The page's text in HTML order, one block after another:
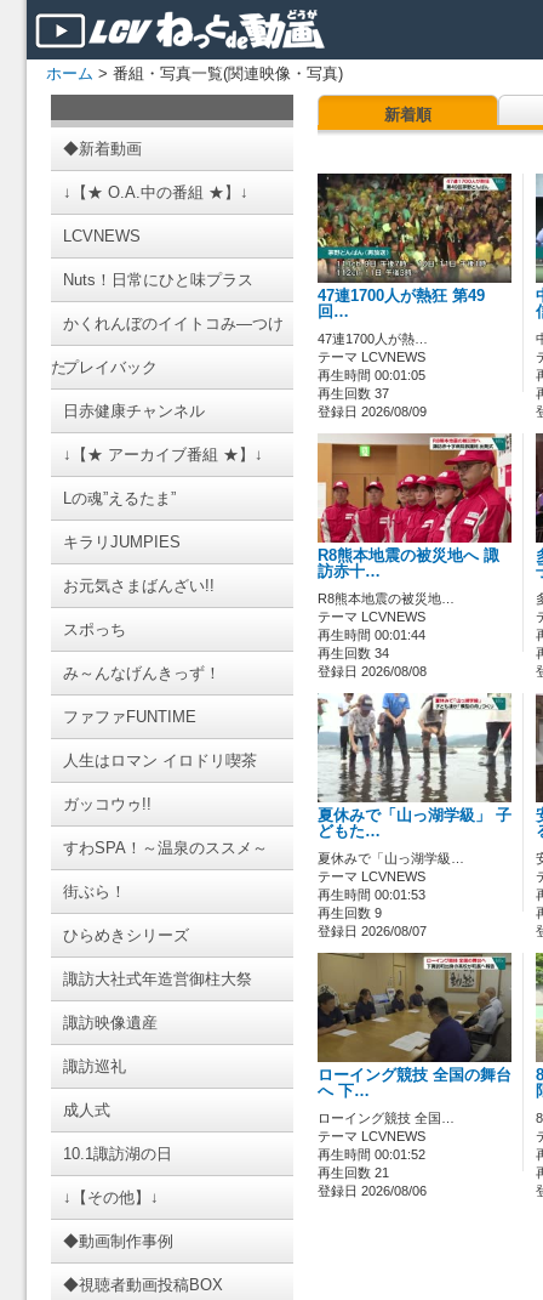
ホーム > 番組・写真一覧(関連映像・写真)
◆新着動画
↓【★ O.A.中の番組 ★】↓
LCVNEWS
Nuts！日常にひと味プラス
かくれんぼのイイトコみ―つけ
たプレイバック
日赤健康チャンネル
↓【★ アーカイブ番組 ★】↓
Lの魂”えるたま”
キラリJUMPIES
お元気さまばんざい!!
スポっち
み～んなげんきっず！
ファファFUNTIME
人生はロマン イロドリ喫茶
ガッコウゥ!!
すわSPA！～温泉のススメ～
街ぶら！
ひらめきシリーズ
諏訪大社式年造営御柱大祭
諏訪映像遺産
諏訪巡礼
成人式
10.1諏訪湖の日
↓【その他】↓
◆動画制作事例
◆視聴者動画投稿BOX
新着順
47連1700人が熱狂 第49
回…
47連1700人が熱…
テーマ LCVNEWS
再生時間 00:01:05
再生回数 37
登録日 2026/08/09
R8熊本地震の被災地へ 諏
訪赤十…
R8熊本地震の被災地…
テーマ LCVNEWS
再生時間 00:01:44
再生回数 34
登録日 2026/08/08
夏休みで「山っ湖学級」 子
どもた…
夏休みで「山っ湖学級…
テーマ LCVNEWS
再生時間 00:01:53
再生回数 9
登録日 2026/08/07
ローイング競技 全国の舞台
へ 下…
ローイング競技 全国…
テーマ LCVNEWS
再生時間 00:01:52
再生回数 21
登録日 2026/08/06